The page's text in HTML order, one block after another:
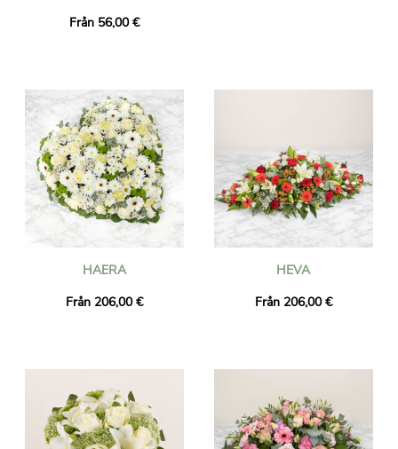
Från 56,00 €
HAERA
Från 206,00 €
HEVA
Från 206,00 €